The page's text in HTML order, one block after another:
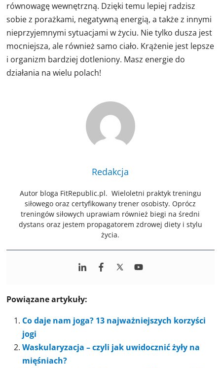
równowagę wewnętrzną. Dzięki temu lepiej radzisz
sobie z porażkami, negatywną energią, a także z innymi
nieprzyjemnymi sytuacjami w życiu. Nie tylko dusza jest
mocniejsza, ale również samo ciało. Krążenie jest lepsze
i organizm bardziej dotleniony. Masz energie do
działania na wielu polach!
Redakcja
Autor bloga FitRepublic.pl. Wieloletni praktyk treningu
siłowego oraz certyfikowany trener osobisty. Oprócz
treningów siłowych uprawiam również biegi na średni
dystans oraz jestem propagatorem zdrowej diety i stylu
życia.
Powiązane artykuły:
Co daje nam joga? 13 najważniejszych korzyści
jogi
Waskularyzacja – czyli jak uwidocznić żyły na
mięśniach?